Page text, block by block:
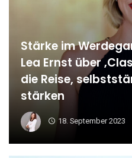
Stärke im
Lea Ernst über
die Reise,
stärken
18. September 2023